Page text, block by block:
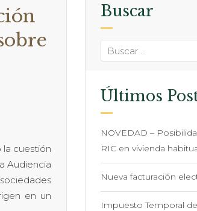
la cuestión
Audiencia
en un
Buscar
Últimos
NOVEDAD –
RIC en vivienda
Nueva facturación
Impuesto Temporal